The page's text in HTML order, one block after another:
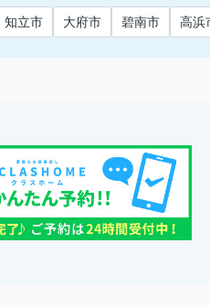
知立市 大府市 碧南市 高浜